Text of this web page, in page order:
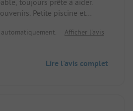
Petite piscine et
les campeurs permanents.
avec des sanitaires
était bien fréquenté tous les
Afficher l'avis
Lire l'avis complet